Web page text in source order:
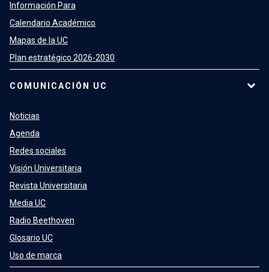
Información Para
Calendario Académico
Mapas de la UC
Plan estratégico 2026-2030
COMUNICACIÓN UC
Noticias
Agenda
Redes sociales
Visión Universitaria
Revista Universitaria
Media UC
Radio Beethoven
Glosario UC
Uso de marca